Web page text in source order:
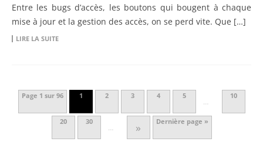
Entre les bugs d’accès, les boutons qui bougent à chaque
mise à jour et la gestion des accès, on se perd vite. Que […]
LIRE LA SUITE
Page 1 sur 96 1 2 3 4 5
…
10
20 30
… » Dernière page »